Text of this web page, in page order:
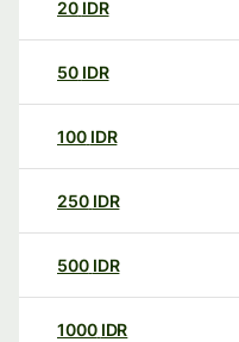
20 IDR
50 IDR
100 IDR
250 IDR
500 IDR
1000 IDR